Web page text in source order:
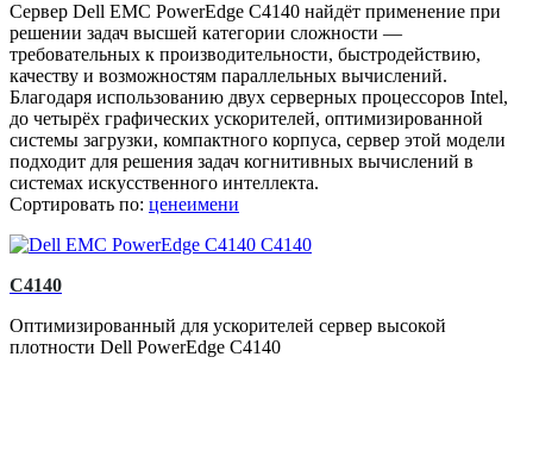
Сервер Dell EMC PowerEdge C4140 найдёт применение при
решении задач высшей категории сложности —
требовательных к производительности, быстродействию,
качеству и возможностям параллельных вычислений.
Благодаря использованию двух серверных процессоров Intel,
до четырёх графических ускорителей, оптимизированной
системы загрузки, компактного корпуса, сервер этой модели
подходит для решения задач когнитивных вычислений в
системах искусственного интеллекта.
Сортировать по: ценеимени
C4140
Оптимизированный для ускорителей сервер высокой
плотности Dell PowerEdge C4140